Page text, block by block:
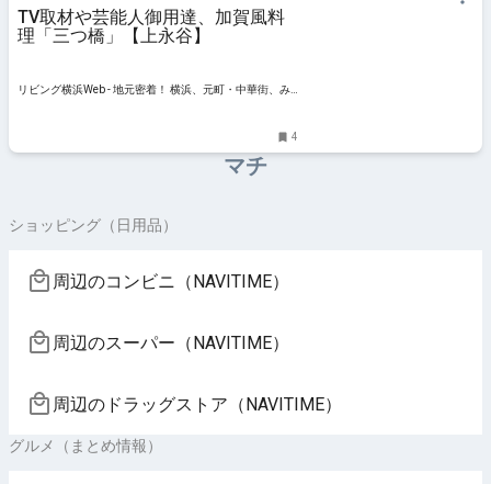
TV取材や芸能人御用達、加賀風料
理「三つ橋」【上永谷】
リビング横浜Web - 地元密着！ 横浜、元町・中華街、み
4
マチ
ショッピング（日用品）
周辺のコンビニ（NAVITIME）
周辺のスーパー（NAVITIME）
周辺のドラッグストア（NAVITIME）
グルメ（まとめ情報）